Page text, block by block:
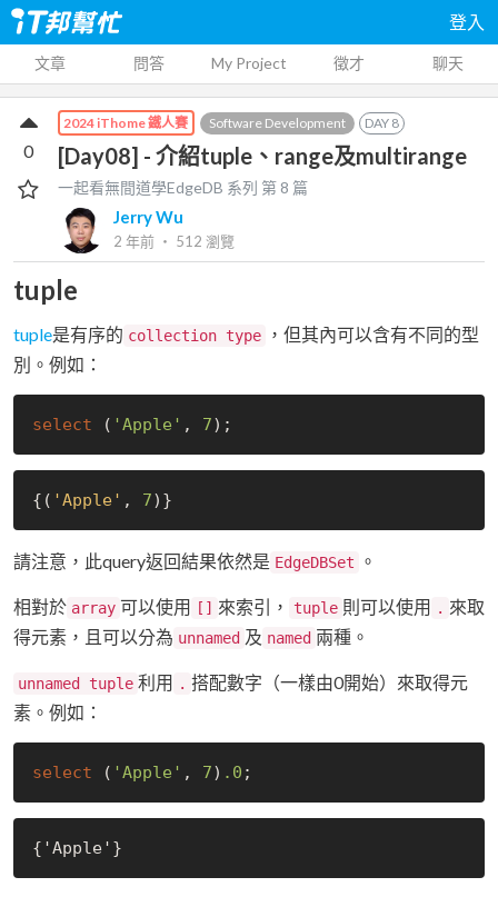
登入
文章 問答 My Project 徵才 聊天
2024 iThome 鐵人賽 Software Development DAY 8
[Day08] - 介紹tuple、range及multirange
一起看無間道學EdgeDB 系列 第 8 篇
Jerry Wu
2 年前 ‧ 512 瀏覽
0
tuple
tuple是有序的 collection type
，但其內可以含有不同的型
別。例如：
select ( 'Apple' , 7
{( 'Apple' , 7
請注意，此query返回結果依然是 EdgeDBSet 。
相對於 array 可以使用 [] 來索引， tuple 則可以使用 . 來取
得元素，且可以分為 unnamed 及 named 兩種。
unnamed tuple 利用 . 搭配數字（一樣由0開始）來取得元
素。例如：
select ( 'Apple' , 7) .0